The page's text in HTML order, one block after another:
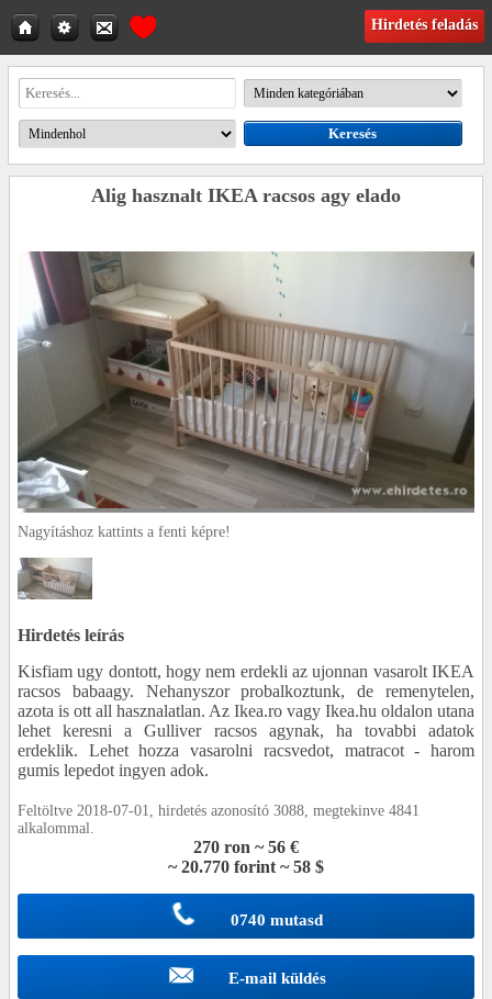
Hirdetés feladás
Alig hasznalt IKEA racsos agy elado
Nagyításhoz kattints a fenti képre!
Hirdetés leírás
Kisfiam ugy dontott, hogy nem erdekli az ujonnan vasarolt IKEA
racsos babaagy. Nehanyszor probalkoztunk, de remenytelen,
azota is ott all hasznalatlan. Az Ikea.ro vagy Ikea.hu oldalon utana
lehet keresni a Gulliver racsos agynak, ha tovabbi adatok
erdeklik. Lehet hozza vasarolni racsvedot, matracot - harom
gumis lepedot ingyen adok.
Feltöltve 2018-07-01, hirdetés azonosító 3088, megtekinve 4841
alkalommal.
270 ron ~ 56 €
~ 20.770 forint ~ 58 $
0740 mutasd
E-mail küldés